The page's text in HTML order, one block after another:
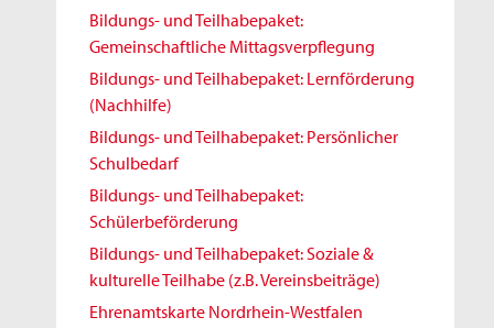
Bildungs- und Teilhabepaket:
Gemeinschaftliche Mittagsverpflegung
Bildungs- und Teilhabepaket: Lernförderung
(Nachhilfe)
Bildungs- und Teilhabepaket: Persönlicher
Schulbedarf
Bildungs- und Teilhabepaket:
Schülerbeförderung
Bildungs- und Teilhabepaket: Soziale &
kulturelle Teilhabe (z.B. Vereinsbeiträge)
Ehrenamtskarte Nordrhein-Westfalen